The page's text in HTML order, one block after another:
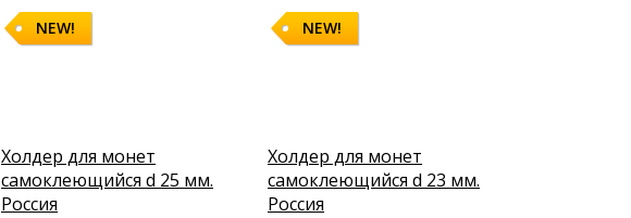
NEW!
Холдер для монет
самоклеющийся d 25 мм.
Россия
NEW!
Холдер для монет
самоклеющийся d 23 мм.
Россия